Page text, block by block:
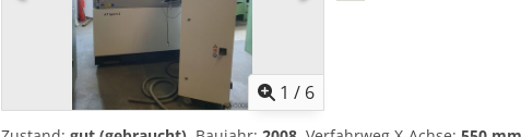
1 / 6